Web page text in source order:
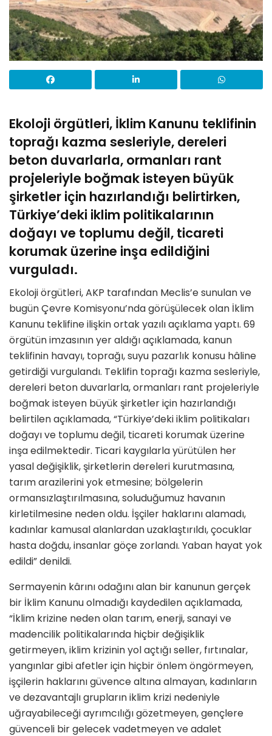
Ekoloji örgütleri, İklim Kanunu teklifinin
toprağı kazma sesleriyle, dereleri
beton duvarlarla, ormanları rant
projeleriyle boğmak isteyen büyük
şirketler için hazırlandığı belirtirken,
Türkiye’deki iklim politikalarının
doğayı ve toplumu değil, ticareti
korumak üzerine inşa edildiğini
vurguladı.
Ekoloji örgütleri, AKP tarafından Meclis’e sunulan ve
bugün Çevre Komisyonu’nda görüşülecek olan İklim
Kanunu teklifine ilişkin ortak yazılı açıklama yaptı. 69
örgütün imzasının yer aldığı açıklamada, kanun
teklifinin havayı, toprağı, suyu pazarlık konusu hâline
getirdiği vurgulandı. Teklifin toprağı kazma sesleriyle,
dereleri beton duvarlarla, ormanları rant projeleriyle
boğmak isteyen büyük şirketler için hazırlandığı
belirtilen açıklamada, “Türkiye’deki iklim politikaları
doğayı ve toplumu değil, ticareti korumak üzerine
inşa edilmektedir. Ticari kaygılarla yürütülen her
yasal değişiklik, şirketlerin dereleri kurutmasına,
tarım arazilerini yok etmesine; bölgelerin
ormansızlaştırılmasına, soluduğumuz havanın
kirletilmesine neden oldu. İşçiler haklarını alamadı,
kadınlar kamusal alanlardan uzaklaştırıldı, çocuklar
hasta doğdu, insanlar göçe zorlandı. Yaban hayat yok
edildi” denildi.
Sermayenin kârını odağını alan bir kanunun gerçek
bir İklim Kanunu olmadığı kaydedilen açıklamada,
“İklim krizine neden olan tarım, enerji, sanayi ve
madencilik politikalarında hiçbir değişiklik
getirmeyen, iklim krizinin yol açtığı seller, fırtınalar,
yangınlar gibi afetler için hiçbir önlem öngörmeyen,
işçilerin haklarını güvence altına almayan, kadınların
ve dezavantajlı grupların iklim krizi nedeniyle
uğrayabileceği ayrımcılığı gözetmeyen, gençlere
güvenceli bir gelecek vadetmeyen ve adalet